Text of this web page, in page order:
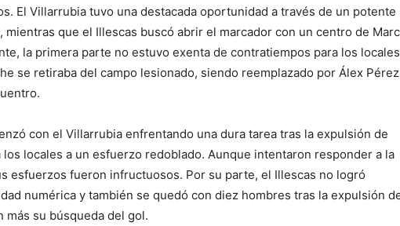
El Villarrubia tuvo una destacada oportunidad a través de un potente
mientras que el Illescas buscó abrir el marcador con un centro de
la primera parte no estuvo exenta de contratiempos para los
se retiraba del campo lesionado, siendo reemplazado por Álex
con el Villarrubia enfrentando una dura tarea tras la expulsión de
locales a un esfuerzo redoblado. Aunque intentaron responder a la
esfuerzos fueron infructuosos. Por su parte, el Illescas no logró
numérica y también se quedó con diez hombres tras la expulsión
más su búsqueda del gol.